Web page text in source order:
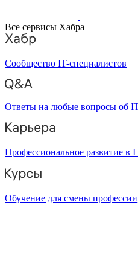
Все сервисы Хабра
Сообщество IT-специалистов
Ответы на любые вопросы об
Профессиональное развитие в
Обучение для смены